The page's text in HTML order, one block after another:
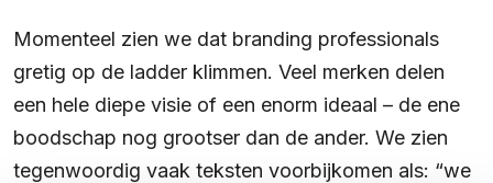
Momenteel zien we dat branding professionals
gretig op de ladder klimmen. Veel merken delen
een hele diepe visie of een enorm ideaal – de ene
boodschap nog grootser dan de ander. We zien
tegenwoordig vaak teksten voorbijkomen als: “we